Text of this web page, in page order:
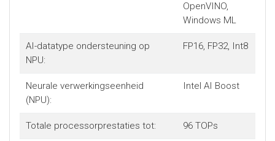
OpenVINO,
Windows ML
AI-datatype ondersteuning op
NPU:
FP16, FP32, Int8
Neurale verwerkingseenheid
(NPU):
Intel AI Boost
Totale processorprestaties tot: 96 TOPs